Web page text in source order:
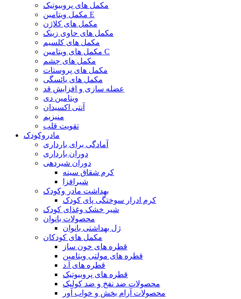
مکمل های پروبیوتیک
مکمل ویتامین E
مکمل های کلاژن
مکمل های حاوی زینک
مکمل های کلسیم
مکمل های ویتامین C
مکمل های چشم
مکمل های پروستات
مکمل های یائسگی
عضله سازی و افزایش قد
ویتامین دی
آنتی اکسیدان
منیزیم
تقویت قلب
مادروکودک
آمادگی برای بارداری
دوران بارداری
دوران شیردهی
کرم شقاق سینه
شیرافزا
بهداشت مادر وکودک
کرم ادرار سوختگی پای کودک
شیر خشک وغذای کودک
محصولات بانوان
ژل بهداشتی بانوان
مکمل های کودکان
قطره های خون ساز
قطره های مولتی ویتامین
قطره های آ.د
قطره های پروبیوتیک
محصولات ضد نفخ و ضد کولیک
محصولات آرام بخش و خواب آور